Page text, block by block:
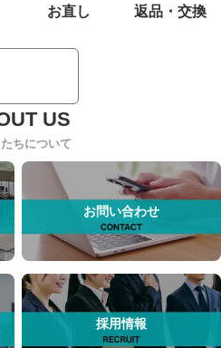
お直し 返品・交換
ちについて
お問い合わせ
採用情報